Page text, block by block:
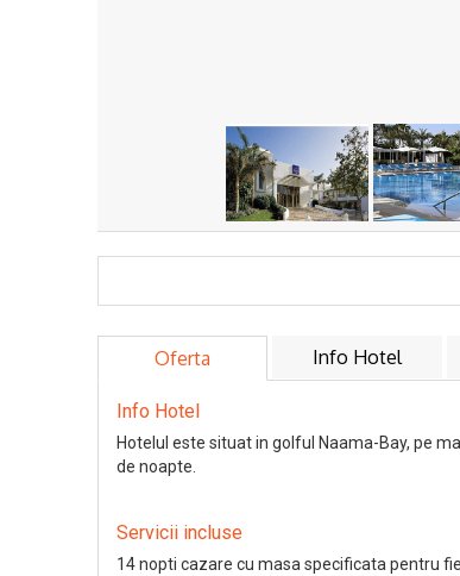
Oferta Info Hotel
Info Hotel
Hotelul este situat in golful Naama-Bay, pe
de noapte.
Servicii incluse
14 nopti cazare cu masa specificata pentru